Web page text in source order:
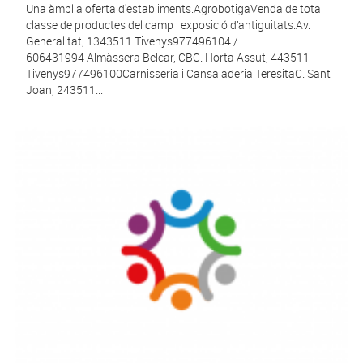
Una àmplia oferta d'establiments.AgrobotigaVenda de tota
classe de productes del camp i exposició d’antiguitats.Av.
Generalitat, 1343511 Tivenys977496104 /
606431994 Almàssera Belcar, CBC. Horta Assut, 443511
Tivenys977496100Carnisseria i Cansaladeria TeresitaC. Sant
Joan, 243511...